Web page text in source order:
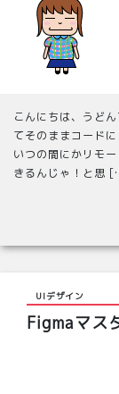
こんにちは、うど
てそのままコード
いつの間にかリモ
きるんじゃ！と思
UIデザイン
Figmaマス